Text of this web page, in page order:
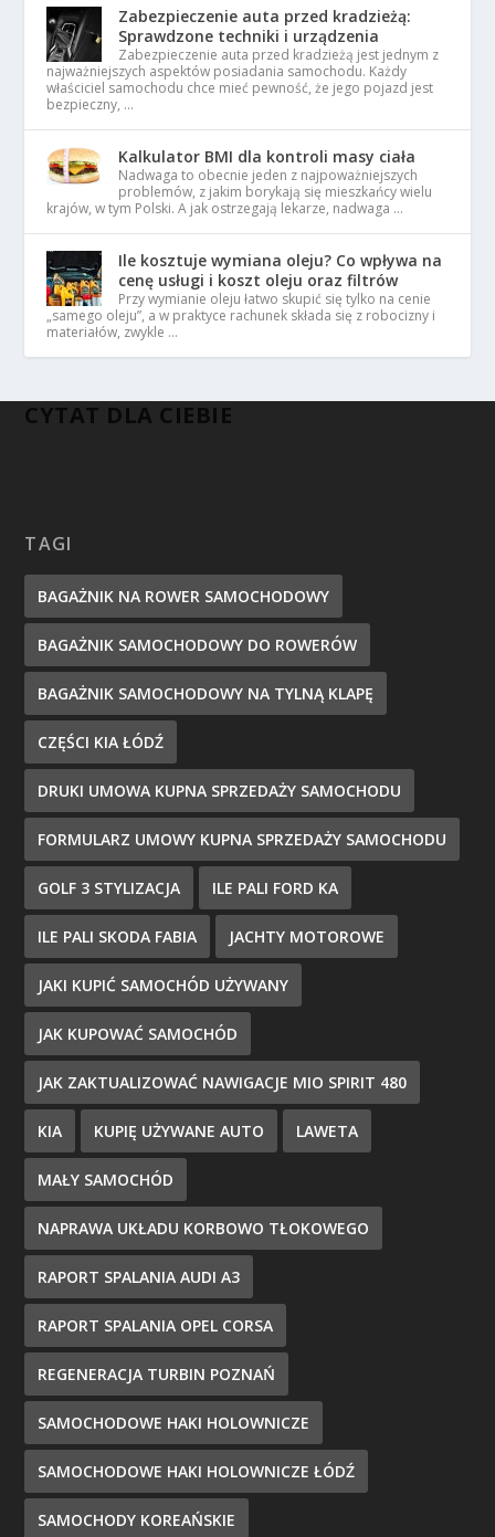
Zabezpieczenie auta przed kradzieżą:
Sprawdzone techniki i urządzenia
Zabezpieczenie auta przed kradzieżą jest jednym z
najważniejszych aspektów posiadania samochodu. Każdy
właściciel samochodu chce mieć pewność, że jego pojazd jest
bezpieczny, …
Kalkulator BMI dla kontroli masy ciała
Nadwaga to obecnie jeden z najpoważniejszych
problemów, z jakim borykają się mieszkańcy wielu
krajów, w tym Polski. A jak ostrzegają lekarze, nadwaga …
Ile kosztuje wymiana oleju? Co wpływa na
cenę usługi i koszt oleju oraz filtrów
Przy wymianie oleju łatwo skupić się tylko na cenie
„samego oleju”, a w praktyce rachunek składa się z robocizny i
materiałów, zwykle …
CYTAT DLA CIEBIE
TAGI
BAGAŻNIK NA ROWER SAMOCHODOWY
BAGAŻNIK SAMOCHODOWY DO ROWERÓW
BAGAŻNIK SAMOCHODOWY NA TYLNĄ KLAPĘ
CZĘŚCI KIA ŁÓDŹ
DRUKI UMOWA KUPNA SPRZEDAŻY SAMOCHODU
FORMULARZ UMOWY KUPNA SPRZEDAŻY SAMOCHODU
GOLF 3 STYLIZACJA ILE PALI FORD KA
ILE PALI SKODA FABIA JACHTY MOTOROWE
JAKI KUPIĆ SAMOCHÓD UŻYWANY
JAK KUPOWAĆ SAMOCHÓD
JAK ZAKTUALIZOWAĆ NAWIGACJE MIO SPIRIT 480
KIA KUPIĘ UŻYWANE AUTO LAWETA
MAŁY SAMOCHÓD
NAPRAWA UKŁADU KORBOWO TŁOKOWEGO
RAPORT SPALANIA AUDI A3
RAPORT SPALANIA OPEL CORSA
REGENERACJA TURBIN POZNAŃ
SAMOCHODOWE HAKI HOLOWNICZE
SAMOCHODOWE HAKI HOLOWNICZE ŁÓDŹ
SAMOCHODY KOREAŃSKIE